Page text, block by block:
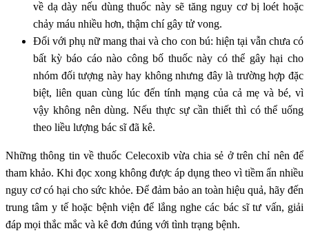
về dạ dày nếu dùng thuốc này sẽ tăng nguy cơ bị loét hoặc
chảy máu nhiều hơn, thậm chí gây tử vong.
Đối với phụ nữ mang thai và cho con bú: hiện tại vẫn chưa có
bất kỳ báo cáo nào công bố thuốc này có thể gây hại cho
nhóm đối tượng này hay không nhưng đây là trường hợp đặc
biệt, liên quan cùng lúc đến tính mạng của cả mẹ và bé, vì
vậy không nên dùng. Nếu thực sự cần thiết thì có thể uống
theo liều lượng bác sĩ đã kê.
Những thông tin về thuốc Celecoxib vừa chia sẻ ở trên chỉ nên để
tham khảo. Khi đọc xong không được áp dụng theo vì tiềm ẩn nhiều
nguy cơ có hại cho sức khỏe. Để đảm bảo an toàn hiệu quả, hãy đến
trung tâm y tế hoặc bệnh viện để lắng nghe các bác sĩ tư vấn, giải
đáp mọi thắc mắc và kê đơn đúng với tình trạng bệnh.